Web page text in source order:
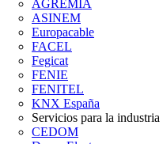
AGREMIA
ASINEM
Europacable
FACEL
Fegicat
FENIE
FENITEL
KNX España
Servicios para la industria
CEDOM